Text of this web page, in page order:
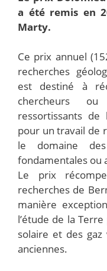
a été remis en
Marty.
Ce prix annuel
recherches
est destiné à
chercheurs
ressortissants de
pour un travail de
le domaine
fondamentales ou
Le prix
recherches de
manière
l’étude de la
solaire et des gaz
anciennes.